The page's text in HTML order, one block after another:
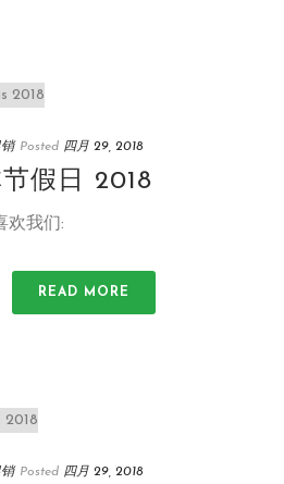
Posted 四月 29, 2018
假日 2018
欢我们:
READ MORE
Posted 四月 29, 2018